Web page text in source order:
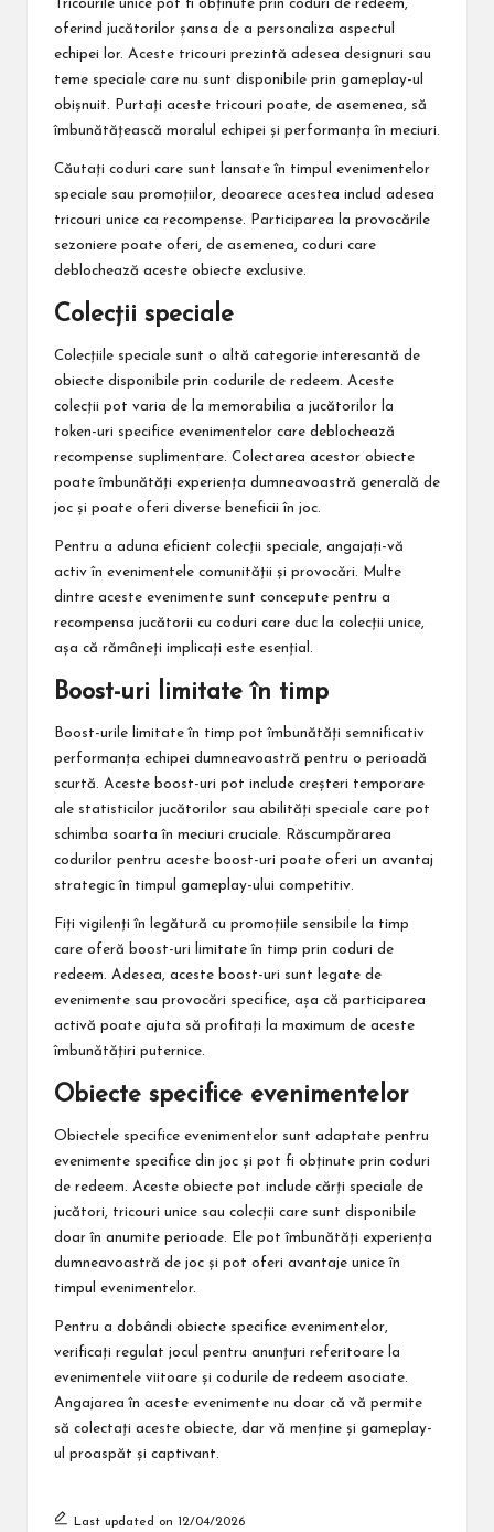
Tricourile unice pot fi obținute prin coduri de redeem,
oferind jucătorilor șansa de a personaliza aspectul
echipei lor. Aceste tricouri prezintă adesea designuri sau
teme speciale care nu sunt disponibile prin gameplay-ul
obișnuit. Purtați aceste tricouri poate, de asemenea, să
îmbunătățească moralul echipei și performanța în meciuri.
Căutați coduri care sunt lansate în timpul evenimentelor
speciale sau promoțiilor, deoarece acestea includ adesea
tricouri unice ca recompense. Participarea la provocările
sezoniere poate oferi, de asemenea, coduri care
deblochează aceste obiecte exclusive.
Colecții speciale
Colecțiile speciale sunt o altă categorie interesantă de
obiecte disponibile prin codurile de redeem. Aceste
colecții pot varia de la memorabilia a jucătorilor la
token-uri specifice evenimentelor care deblochează
recompense suplimentare. Colectarea acestor obiecte
poate îmbunătăți experiența dumneavoastră generală de
joc și poate oferi diverse beneficii în joc.
Pentru a aduna eficient colecții speciale, angajați-vă
activ în evenimentele comunității și provocări. Multe
dintre aceste evenimente sunt concepute pentru a
recompensa jucătorii cu coduri care duc la colecții unice,
așa că rămâneți implicați este esențial.
Boost-uri limitate în timp
Boost-urile limitate în timp pot îmbunătăți semnificativ
performanța echipei dumneavoastră pentru o perioadă
scurtă. Aceste boost-uri pot include creșteri temporare
ale statisticilor jucătorilor sau abilități speciale care pot
schimba soarta în meciuri cruciale. Răscumpărarea
codurilor pentru aceste boost-uri poate oferi un avantaj
strategic în timpul gameplay-ului competitiv.
Fiți vigilenți în legătură cu promoțiile sensibile la timp
care oferă boost-uri limitate în timp prin coduri de
redeem. Adesea, aceste boost-uri sunt legate de
evenimente sau provocări specifice, așa că participarea
activă poate ajuta să profitați la maximum de aceste
îmbunătățiri puternice.
Obiecte specifice evenimentelor
Obiectele specifice evenimentelor sunt adaptate pentru
evenimente specifice din joc și pot fi obținute prin coduri
de redeem. Aceste obiecte pot include cărți speciale de
jucători, tricouri unice sau colecții care sunt disponibile
doar în anumite perioade. Ele pot îmbunătăți experiența
dumneavoastră de joc și pot oferi avantaje unice în
timpul evenimentelor.
Pentru a dobândi obiecte specifice evenimentelor,
verificați regulat jocul pentru anunțuri referitoare la
evenimentele viitoare și codurile de redeem asociate.
Angajarea în aceste evenimente nu doar că vă permite
să colectați aceste obiecte, dar vă menține și gameplay-
ul proaspăt și captivant.
Last updated on 12/04/2026